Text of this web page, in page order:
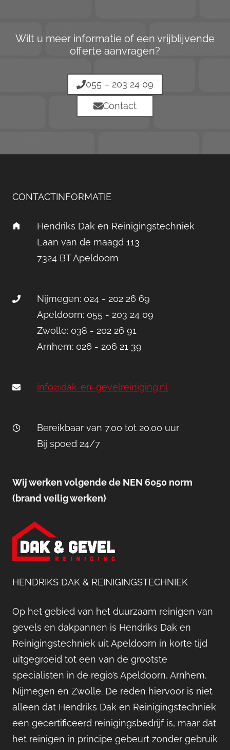
Wilt u meer informatie of een vrijblijvende
offerte aanvragen?
055 – 203 24 09
Contact
CONTACTINFORMATIE
Hendriks Dak en Reinigingstechniek
Laan van de maagd 113
7324 BT Apeldoorn
Nijmegen: 024 - 202 26 69
Apeldoorn: 055 - 203 24 09
Zwolle: 038 - 202 26 91
Arnhem: 026 - 206 21 39
info@dak-en-gevelreiniging.nl
Bereikbaar van 7.00 tot 20.00 uur
Bij spoed 24/7
Wij werken volgende de NEN 6050 norm
(brand veilig werken)
HENDRIKS DAK & REINIGINGSTECHNIEK
Op het gebied van het duurzaam reinigen van
gevels en dakpannen is Hendriks Dak en
Reinigingstechniek uit Apeldoorn in korte tijd
uitgegroeid tot een van de grootste
specialisten in de regio’s Apeldoorn, Arnhem,
Nijmegen en Zwolle. De reden hiervoor is niet
alleen dat Hendriks Dak en Reinigingstechniek
een gecertificeerd reinigingsbedrijf is, maar dat
het reinigen in principe gebeurt zonder gebruik